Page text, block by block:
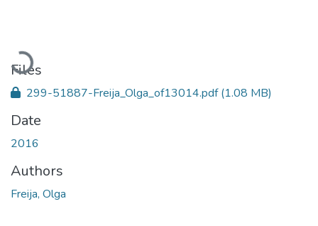
Loading...
Files
299-51887-Freija_Olga_of13014.pdf(1.08 MB)
Date
2016
Authors
Freija, Olga